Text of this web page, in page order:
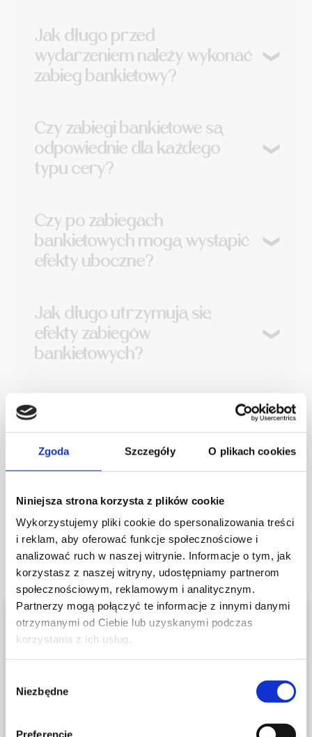
Zgoda Szczegóły O plikach cookies
Niniejsza strona korzysta z plików cookie
Wykorzystujemy pliki cookie do spersonalizowania treści
i reklam, aby oferować funkcje społecznościowe i
analizować ruch w naszej witrynie. Informacje o tym, jak
korzystasz z naszej witryny, udostępniamy partnerom
społecznościowym, reklamowym i analitycznym.
Partnerzy mogą połączyć te informacje z innymi danymi
otrzymanymi od Ciebie lub uzyskanymi podczas
korzystania z ich usług.
zgody
Niezbędne
Preferencje
Mesoeclat, ICEneedling oraz procedury z
użyciem systemu VVIP™ w DOUBLETITE, które
poprawiają nawilżenie, jędrność i promienny
wygląd skóry.
Jak długo przed
wydarzeniem należy wykonać
zabieg bankietowy?
Wiele zabiegów można wykonać nawet w dniu
wydarzenia, dzięki ich bezinwazyjnej formule i
natychmiastowym efektom.
Czy zabiegi bankietowe są
odpowiednie dla każdego
typu cery?
Tak, są dostosowane do różnych typów skóry –
suchej, mieszanej, tłustej i wrażliwej,
indywidualnie dopasowane do potrzeb.
Czy po zabiegach
bankietowych mogą wystąpić
efekty uboczne?
Zabiegi są bezpieczne; mogą pojawić się
drobne zaczerwienienia, które szybko ustępują.
Jak długo utrzymują się
efekty zabiegów
bankietowych?
dni, w zależności od rodzaju zabiegu i cech
Czy zabiegi bankietowe
procedurami?
efektu, po konsultacji ze specjalistą.
Julita Wołowiec
lek. med. specjalista dermatolog-wenerolog, prezes Estime
Na naszej stronie znajdują się także